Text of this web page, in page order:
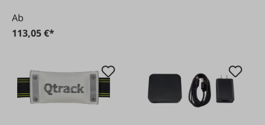
Ab
113,05 €*